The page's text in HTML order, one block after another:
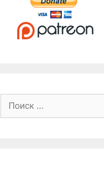
Поиск: